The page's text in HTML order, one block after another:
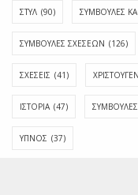
ΣΤΥΛ (90) ΣΥΜΒΟΥΛΕΣ
ΣΥΜΒΟΥΛΕΣ ΣΧΕΣΕΩΝ (126)
ΣΧΕΣΕΙΣ (41)
ΙΣΤΟΡΊΑ (47) ΣΥΜΒΟΥΛΈΣ
ΎΠΝΟΣ (37)